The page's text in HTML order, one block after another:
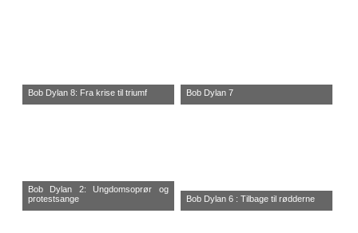
Bob Dylan 8: Fra krise til triumf Bob Dylan 7
Bob Dylan 2: Ungdomsoprør og
protestsange
Bob Dylan 6 : Tilbage til rødderne